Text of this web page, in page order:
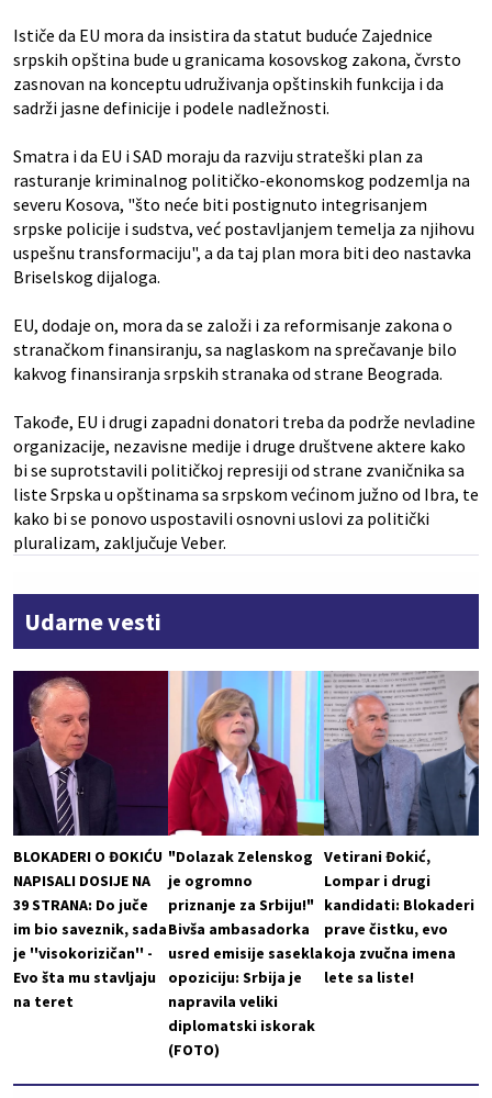
Ističe da EU mora da insistira da statut buduće Zajednice
srpskih opština bude u granicama kosovskog zakona, čvrsto
zasnovan na konceptu udruživanja opštinskih funkcija i da
sadrži jasne definicije i podele nadležnosti.
Smatra i da EU i SAD moraju da razviju strateški plan za
rasturanje kriminalnog političko-ekonomskog podzemlja na
severu Kosova, "što neće biti postignuto integrisanjem
srpske policije i sudstva, već postavljanjem temelja za njihovu
uspešnu transformaciju", a da taj plan mora biti deo nastavka
Briselskog dijaloga.
EU, dodaje on, mora da se založi i za reformisanje zakona o
stranačkom finansiranju, sa naglaskom na sprečavanje bilo
kakvog finansiranja srpskih stranaka od strane Beograda.
Takođe, EU i drugi zapadni donatori treba da podrže nevladine
organizacije, nezavisne medije i druge društvene aktere kako
bi se suprotstavili političkoj represiji od strane zvaničnika sa
liste Srpska u opštinama sa srpskom većinom južno od Ibra, te
kako bi se ponovo uspostavili osnovni uslovi za politički
pluralizam, zaključuje Veber.
Udarne vesti
BLOKADERI O ĐOKIĆU
NAPISALI DOSIJE NA
39 STRANA: Do juče
im bio saveznik, sada
je ''visokorizičan'' -
Evo šta mu stavljaju
na teret
"Dolazak Zelenskog
je ogromno
priznanje za Srbiju!"
Bivša ambasadorka
usred emisije sasekla
opoziciju: Srbija je
napravila veliki
diplomatski iskorak
(FOTO)
Vetirani Đokić,
Lompar i drugi
kandidati: Blokaderi
prave čistku, evo
koja zvučna imena
lete sa liste!